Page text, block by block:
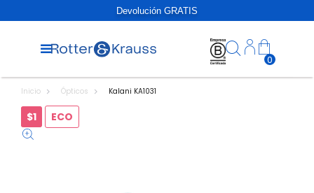
Devolución GRATIS
0
Inicio Ópticos Kalani KA1031
$1 ECO